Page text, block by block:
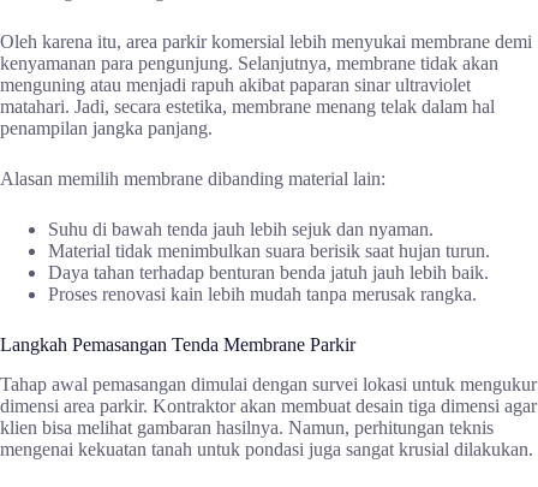
Oleh karena itu, area parkir komersial lebih menyukai membrane demi
kenyamanan para pengunjung. Selanjutnya, membrane tidak akan
menguning atau menjadi rapuh akibat paparan sinar ultraviolet
matahari. Jadi, secara estetika, membrane menang telak dalam hal
penampilan jangka panjang.
Alasan memilih membrane dibanding material lain:
Suhu di bawah tenda jauh lebih sejuk dan nyaman.
Material tidak menimbulkan suara berisik saat hujan turun.
Daya tahan terhadap benturan benda jatuh jauh lebih baik.
Proses renovasi kain lebih mudah tanpa merusak rangka.
Langkah Pemasangan Tenda Membrane Parkir
Tahap awal pemasangan dimulai dengan survei lokasi untuk mengukur
dimensi area parkir. Kontraktor akan membuat desain tiga dimensi agar
klien bisa melihat gambaran hasilnya. Namun, perhitungan teknis
mengenai kekuatan tanah untuk pondasi juga sangat krusial dilakukan.